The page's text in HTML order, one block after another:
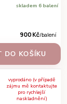
900 Kč/balení
skladem 6 balení
DO KOŠÍKU
vyprodáno (v případě
zájmu mě kontaktujte
pro rychlejší
naskladnění)